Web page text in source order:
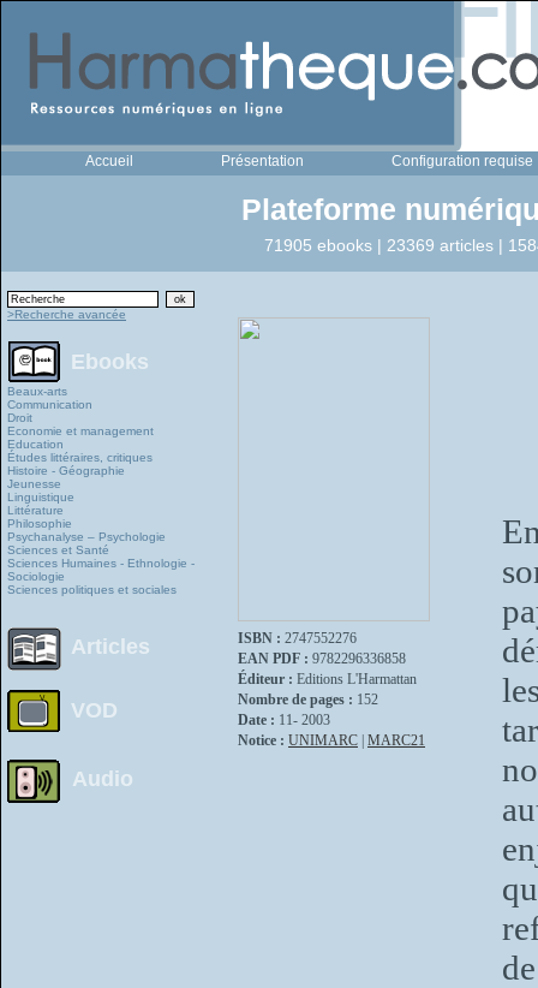
Accueil Présentation Configuration requise
Plateforme
71905 ebooks | 23369 articles |
>Recherche avancée
Ebooks
Beaux-arts
Communication
Droit
Economie et management
Education
Études littéraires, critiques
Histoire - Géographie
Jeunesse
Linguistique
Littérature
Philosophie
Psychanalyse – Psychologie
Sciences et Santé
Sciences Humaines - Ethnologie -
Sociologie
Sciences politiques et sociales
Articles
VOD
Audio
ISBN : 2747552276
EAN PDF : 9782296336858
Éditeur : Editions L'Harmattan
Nombre de pages : 152
Date : 11- 2003
Notice : UNIMARC MARC21